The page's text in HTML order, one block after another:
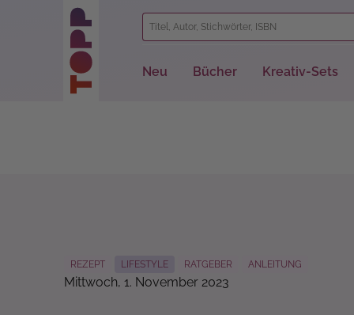
Zur Hauptnavigation springen
Neu Bücher Kreativ-Sets
REZEPT LIFESTYLE RATGEBER ANLEITUNG
Mittwoch, 1. November 2023